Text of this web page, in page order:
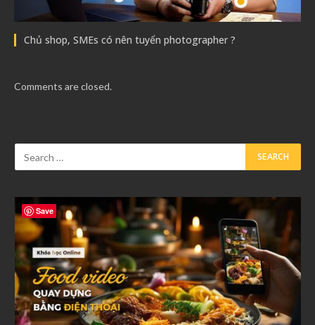
Chủ shop, SMEs có nên tuyển photographer ?
Comments are closed.
Save